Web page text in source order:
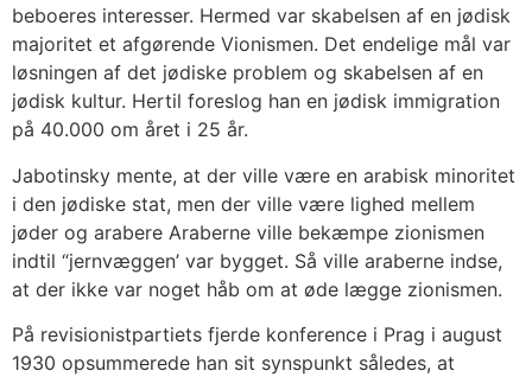
beboeres interesser. Hermed var skabelsen af en jødisk
majoritet et afgørende Vionismen. Det endelige mål var
løsningen af det jødiske problem og skabelsen af en
jødisk kultur. Hertil foreslog han en jødisk immigration
på 40.000 om året i 25 år.
Jabotinsky mente, at der ville være en arabisk minoritet
i den jødiske stat, men der ville være lighed mellem
jøder og arabere Araberne ville bekæmpe zionismen
indtil “jernvæggen’ var bygget. Så ville araberne indse,
at der ikke var noget håb om at øde lægge zionismen.
På revisionistpartiets fjerde konference i Prag i august
1930 opsummerede han sit synspunkt således, at